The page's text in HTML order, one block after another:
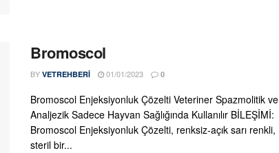
Bromoscol
BY VETREHBERI 01/01/2023 0
Bromoscol Enjeksiyonluk Çözelti Veteriner Spazmolitik ve
Analjezik Sadece Hayvan Sağlığında Kullanılır BİLEŞİMİ:
Bromoscol Enjeksiyonluk Çözelti, renksiz-açık sarı renkli,
steril bir...